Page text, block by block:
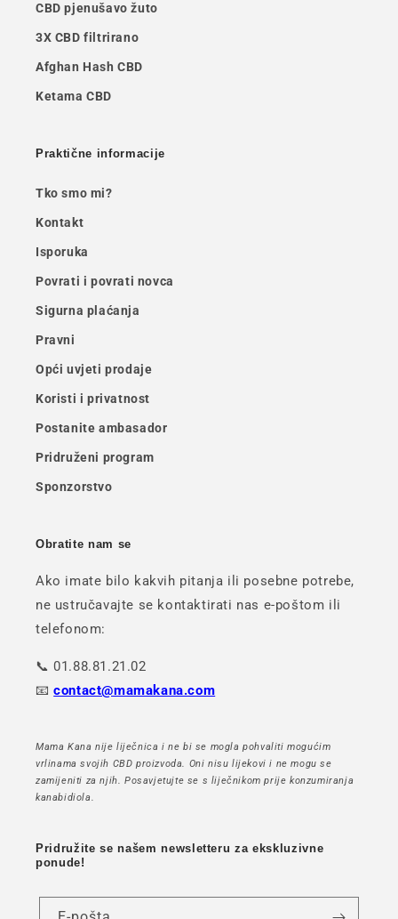
CBD pjenušavo žuto
3X CBD filtrirano
Afghan Hash CBD
Ketama CBD
Praktične informacije
Tko smo mi?
Kontakt
Isporuka
Povrati i povrati novca
Sigurna plaćanja
Pravni
Opći uvjeti prodaje
Koristi i privatnost
Postanite ambasador
Pridruženi program
Sponzorstvo
Obratite nam se
Ako imate bilo kakvih pitanja ili posebne potrebe,
ne ustručavajte se kontaktirati nas e-poštom ili
telefonom:
📞 01.88.81.21.02
📧contact@mamakana.com
Mama Kana nije liječnica i ne bi se mogla pohvaliti mogućim
vrlinama svojih CBD proizvoda. Oni nisu lijekovi i ne mogu se
zamijeniti za njih. Posavjetujte se s liječnikom prije konzumiranja
kanabidiola.
Pridružite se našem newsletteru za ekskluzivne
ponude!